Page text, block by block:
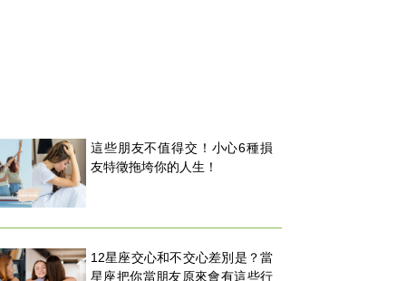
這些朋友不值得交！小心6種損
友特徵拖垮你的人生！
12星座交心和不交心差別是？當
星座把你當朋友原來會有這些行